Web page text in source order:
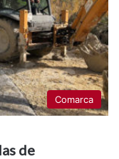
Comarca
de